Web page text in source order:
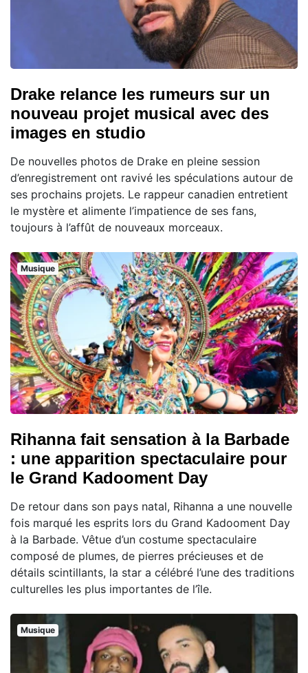
Drake relance les rumeurs sur un
nouveau projet musical avec des
images en studio
De nouvelles photos de Drake en pleine session
d’enregistrement ont ravivé les spéculations autour de
ses prochains projets. Le rappeur canadien entretient
le mystère et alimente l’impatience de ses fans,
toujours à l’affût de nouveaux morceaux.
Musique
Rihanna fait sensation à la Barbade
: une apparition spectaculaire pour
le Grand Kadooment Day
De retour dans son pays natal, Rihanna a une nouvelle
fois marqué les esprits lors du Grand Kadooment Day
à la Barbade. Vêtue d’un costume spectaculaire
composé de plumes, de pierres précieuses et de
détails scintillants, la star a célébré l’une des traditions
culturelles les plus importantes de l’île.
Musique